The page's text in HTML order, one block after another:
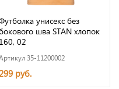
унисекс без
шва STAN хлопок
160, 02
35-11200002
руб.